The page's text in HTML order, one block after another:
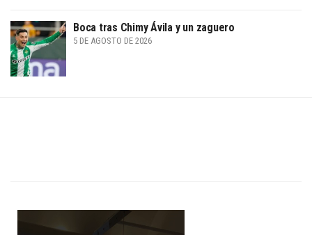
Boca tras Chimy Ávila y un zaguero
5 DE AGOSTO DE 2026